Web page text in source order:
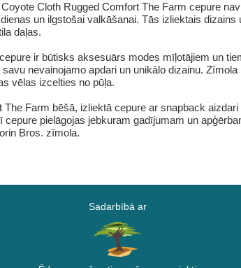
Cloth Rugged Comfort The Farm cepure
un ilgstošai valkāšanai. Tās izliektais
daļas.
ir būtisks aksesuārs modes mīļotājiem un
nevainojamo apdari un unikālo dizainu.
vēlas izcelties no pūļa.
Farm bēšā, izliektā cepure ar snapback
pielāgojas jebkuram gadījumam un
Bros. zīmola.
Sadarbībā ar